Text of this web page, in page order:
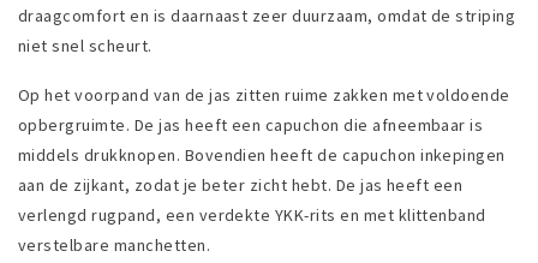
draagcomfort en is daarnaast zeer duurzaam, omdat de striping
niet snel scheurt.
Op het voorpand van de jas zitten ruime zakken met voldoende
opbergruimte. De jas heeft een capuchon die afneembaar is
middels drukknopen. Bovendien heeft de capuchon inkepingen
aan de zijkant, zodat je beter zicht hebt. De jas heeft een
verlengd rugpand, een verdekte YKK-rits en met klittenband
verstelbare manchetten.